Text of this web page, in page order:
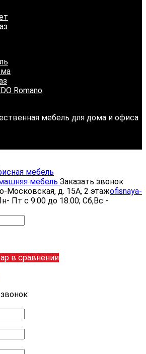
Romano
мебель для дома и офиса
мебель
мебель Заказать звонок
Московская, д. 15А, 2 этажofisnaya-
Пт с 9.00 до 18.00; Сб,Вс -
в сравнении